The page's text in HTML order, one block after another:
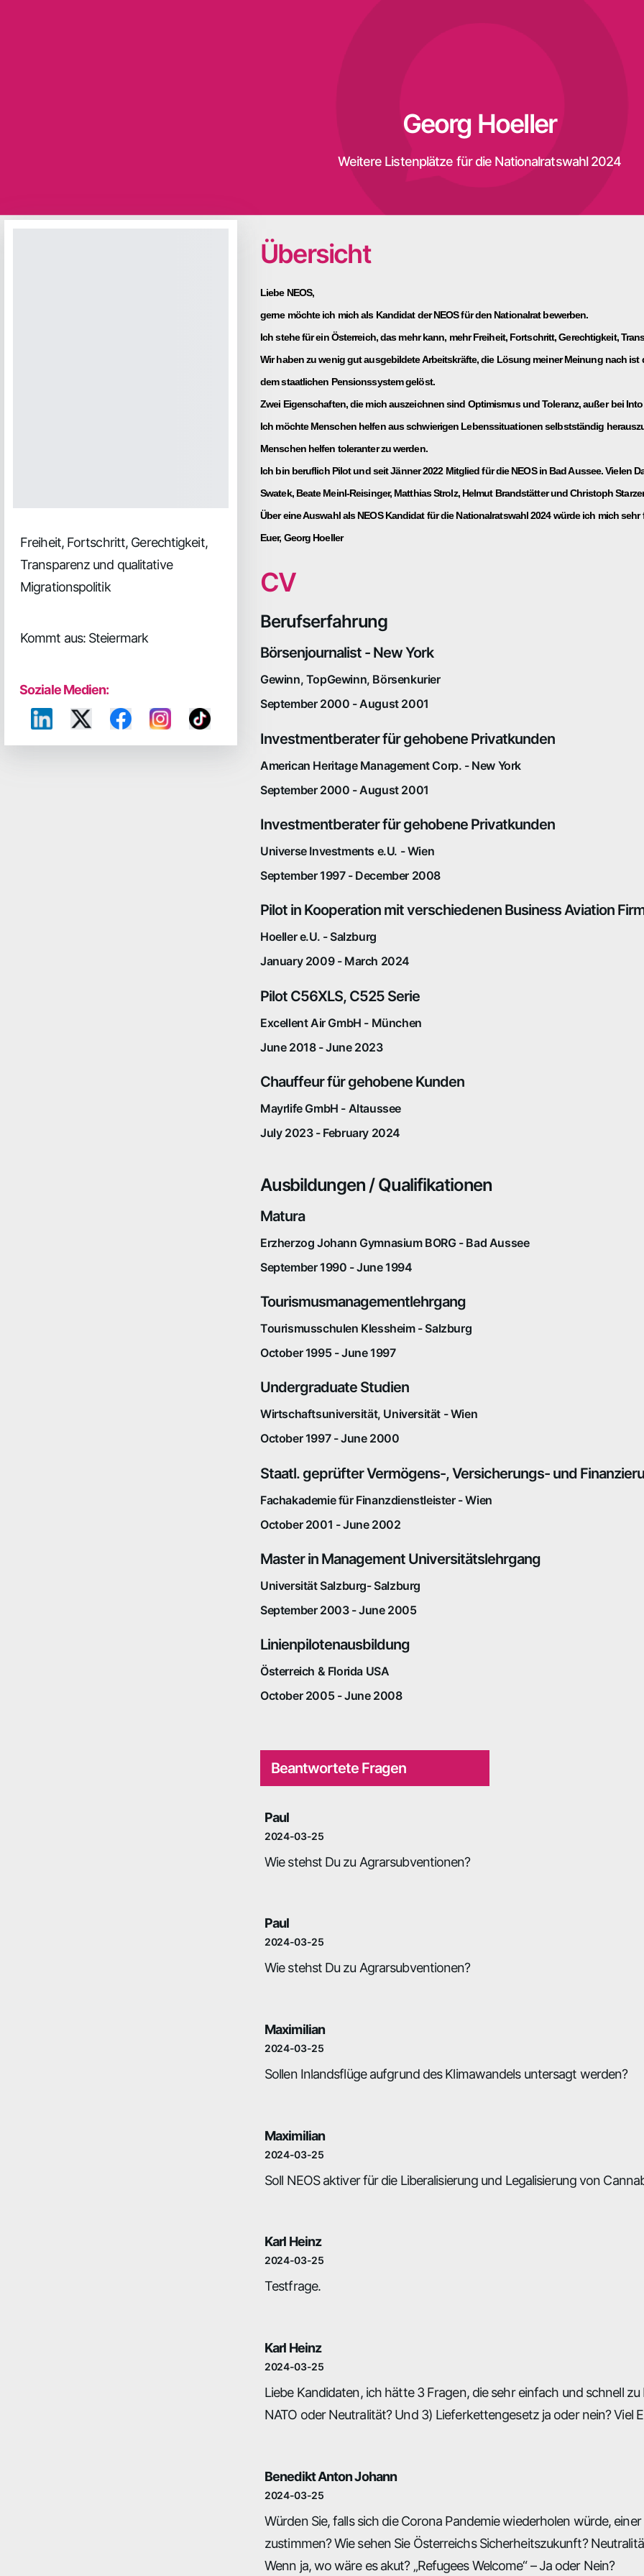
Georg Hoeller
Weitere Listenplätze für die Nationalratswahl 2024
Freiheit, Fortschritt, Gerechtigkeit,
Transparenz und qualitative
Migrationspolitik
Kommt aus: Steiermark
Soziale Medien:
Übersicht
Liebe NEOS,
gerne möchte ich mich als Kandidat der NEOS für den Nationalrat bewerben.
Ich stehe für ein Österreich, das mehr kann, mehr Freiheit, Fortschritt, Gerechtigkeit,
Wir haben zu wenig gut ausgebildete Arbeitskräfte, die Lösung meiner Meinung nach
dem staatlichen Pensionssystem gelöst.
Zwei Eigenschaften, die mich auszeichnen sind Optimismus und Toleranz, außer bei
Ich möchte Menschen helfen aus schwierigen Lebenssituationen selbstständig
Menschen helfen toleranter zu werden.
Ich bin beruflich Pilot und seit Jänner 2022 Mitglied für die NEOS in Bad Aussee. Vielen
Swatek, Beate Meinl-Reisinger, Matthias Strolz, Helmut Brandstätter und Christoph
Über eine Auswahl als NEOS Kandidat für die Nationalratswahl 2024 würde ich mich sehr
Euer, Georg Hoeller
CV
Berufserfahrung
Börsenjournalist - New York
Gewinn, TopGewinn, Börsenkurier
September 2000 - August 2001
Investmentberater für gehobene Privatkunden
American Heritage Management Corp. - New York
September 2000 - August 2001
Investmentberater für gehobene Privatkunden
Universe Investments e.U. - Wien
September 1997 - December 2008
Pilot in Kooperation mit verschiedenen Business Aviation
Hoeller e.U. - Salzburg
January 2009 - March 2024
Pilot C56XLS, C525 Serie
Excellent Air GmbH - München
June 2018 - June 2023
Chauffeur für gehobene Kunden
Mayrlife GmbH - Altaussee
July 2023 - February 2024
Ausbildungen / Qualifikationen
Matura
Erzherzog Johann Gymnasium BORG - Bad Aussee
September 1990 - June 1994
Tourismusmanagementlehrgang
Tourismusschulen Klessheim - Salzburg
October 1995 - June 1997
Undergraduate Studien
Wirtschaftsuniversität, Universität - Wien
October 1997 - June 2000
Staatl. geprüfter Vermögens-, Versicherungs- und
Fachakademie für Finanzdienstleister - Wien
October 2001 - June 2002
Master in Management Universitätslehrgang
Universität Salzburg- Salzburg
September 2003 - June 2005
Linienpilotenausbildung
Österreich & Florida USA
October 2005 - June 2008
Beantwortete Fragen
Paul
2024-03-25
Wie stehst Du zu Agrarsubventionen?
Paul
2024-03-25
Wie stehst Du zu Agrarsubventionen?
Maximilian
2024-03-25
Sollen Inlandsflüge aufgrund des Klimawandels untersagt werden?
Maximilian
2024-03-25
Soll NEOS aktiver für die Liberalisierung und Legalisierung von
Karl Heinz
2024-03-25
Testfrage.
Karl Heinz
2024-03-25
Liebe Kandidaten, ich hätte 3 Fragen, die sehr einfach und schnell
NATO oder Neutralität? Und 3) Lieferkettengesetz ja oder nein?
Benedikt Anton Johann
2024-03-25
Würden Sie, falls sich die Corona Pandemie wiederholen würde,
zustimmen? Wie sehen Sie Österreichs Sicherheitszukunft?
Wenn ja, wo wäre es akut? „Refugees Welcome“ – Ja oder Nein?